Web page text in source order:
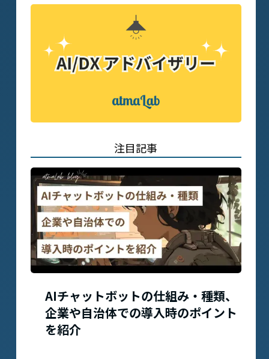
注目記事
AIチャットボットの仕組み・種類、
企業や自治体での導入時のポイント
を紹介